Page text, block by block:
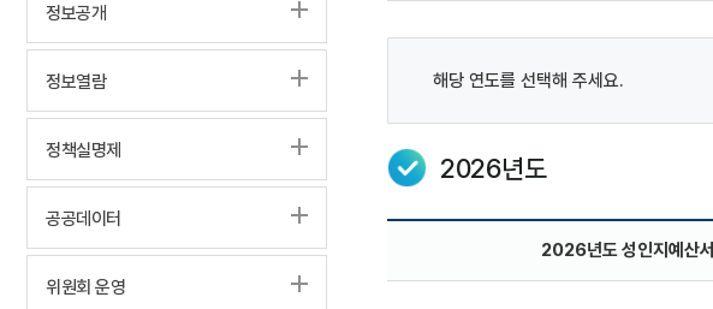
정보공개
정보열람
정책실명제
공공데이터
위원회 운영
해당 연도를 선택해 주세요.
2026년도
2026년도 성인지예산서